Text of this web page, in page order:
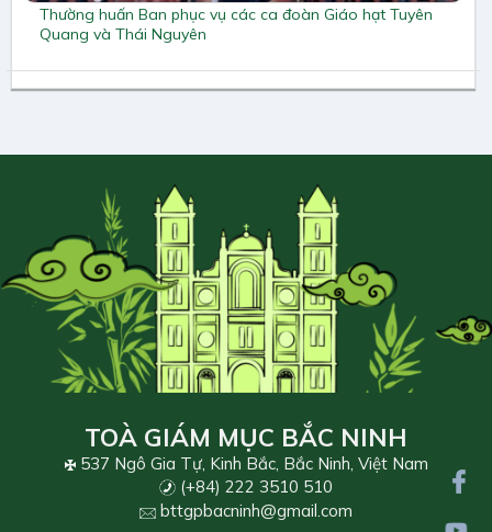
Thường huấn Ban phục vụ các ca đoàn Giáo hạt Tuyên
Quang và Thái Nguyên
TOÀ GIÁM MỤC BẮC NINH
537 Ngô Gia Tự, Kinh Bắc, Bắc Ninh, Việt Nam
(+84) 222 3510 510
bttgpbacninh@gmail.com